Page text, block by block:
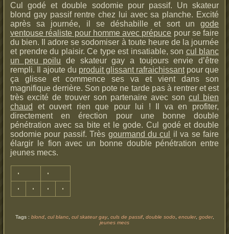
Cul godé et double sodomie pour passif. Un skateur
blond gay passif rentre chez lui avec sa planche. Excité
après sa journée, il se déshabille et sort un gode
ventouse réaliste pour homme avec prépuce pour se faire
du bien. Il adore se sodomiser à toute heure de la journée
et prendre du plaisir. Ce type est insatiable, son cul blanc
un peu poilu de skateur gay a toujours envie d’être
rempli. Il ajoute du produit glissant rafraichissantpour que
ça glisse et commence ses va et vient dans son
magnifique derrière. Son pote ne tarde pas à rentrer et est
très excité de trouver son partenaire avec son cul bien
chaud
et ouvert rien que pour lui ! Il va en profiter,
directement en érection pour une bonne double
pénétration avec sa bite et le gode. Cul godé et double
sodomie pour passif. Très gourmand du cul
il va se faire
élargir le fion avec un bonne double pénétration entre
jeunes mecs.
Tags : blond, cul blanc, cul skateur gay, culs de passif, double sodo, enculer, goder,
jeunes mecs